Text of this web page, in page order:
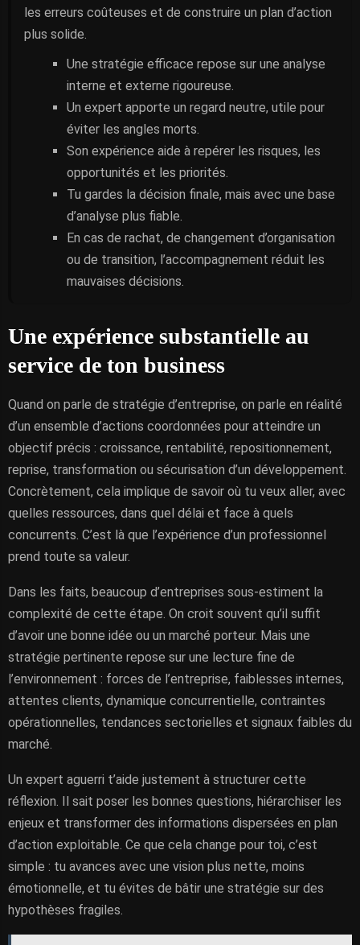
les erreurs coûteuses et de construire un plan d’action
plus solide.
Une stratégie efficace repose sur une analyse
interne et externe rigoureuse.
Un expert apporte un regard neutre, utile pour
éviter les angles morts.
Son expérience aide à repérer les risques, les
opportunités et les priorités.
Tu gardes la décision finale, mais avec une base
d’analyse plus fiable.
En cas de rachat, de changement d’organisation
ou de transition, l’accompagnement réduit les
mauvaises décisions.
Une expérience substantielle au
service de ton business
Quand on parle de stratégie d’entreprise, on parle en réalité
d’un ensemble d’actions coordonnées pour atteindre un
objectif précis : croissance, rentabilité, repositionnement,
reprise, transformation ou sécurisation d’un développement.
Concrètement, cela implique de savoir où tu veux aller, avec
quelles ressources, dans quel délai et face à quels
concurrents. C’est là que l’expérience d’un professionnel
prend toute sa valeur.
Dans les faits, beaucoup d’entreprises sous-estiment la
complexité de cette étape. On croit souvent qu’il suffit
d’avoir une bonne idée ou un marché porteur. Mais une
stratégie pertinente repose sur une lecture fine de
l’environnement : forces de l’entreprise, faiblesses internes,
attentes clients, dynamique concurrentielle, contraintes
opérationnelles, tendances sectorielles et signaux faibles du
marché.
Un expert aguerri t’aide justement à structurer cette
réflexion. Il sait poser les bonnes questions, hiérarchiser les
enjeux et transformer des informations dispersées en plan
d’action exploitable. Ce que cela change pour toi, c’est
simple : tu avances avec une vision plus nette, moins
émotionnelle, et tu évites de bâtir une stratégie sur des
hypothèses fragiles.